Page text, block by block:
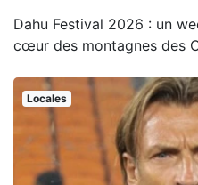
Dahu Festival 2026 : un
cœur des montagnes des
Locales